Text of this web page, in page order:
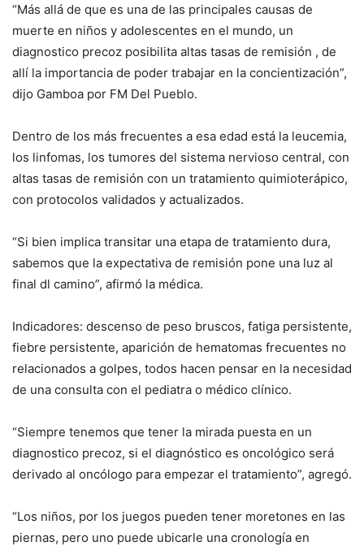
“Más allá de que es una de las principales causas de
muerte en niños y adolescentes en el mundo, un
diagnostico precoz posibilita altas tasas de remisión , de
allí la importancia de poder trabajar en la concientización”,
dijo Gamboa por FM Del Pueblo.
Dentro de los más frecuentes a esa edad está la leucemia,
los linfomas, los tumores del sistema nervioso central, con
altas tasas de remisión con un tratamiento quimioterápico,
con protocolos validados y actualizados.
“Si bien implica transitar una etapa de tratamiento dura,
sabemos que la expectativa de remisión pone una luz al
final dl camino”, afirmó la médica.
Indicadores: descenso de peso bruscos, fatiga persistente,
fiebre persistente, aparición de hematomas frecuentes no
relacionados a golpes, todos hacen pensar en la necesidad
de una consulta con el pediatra o médico clínico.
“Siempre tenemos que tener la mirada puesta en un
diagnostico precoz, si el diagnóstico es oncológico será
derivado al oncólogo para empezar el tratamiento”, agregó.
“Los niños, por los juegos pueden tener moretones en las
piernas, pero uno puede ubicarle una cronología en